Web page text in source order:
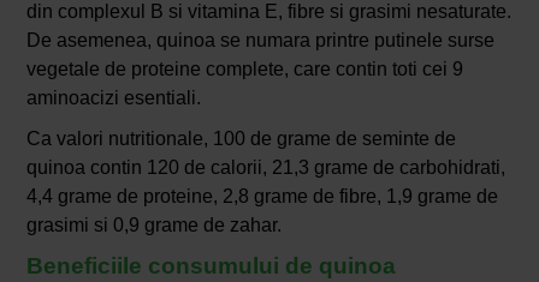
din complexul B si vitamina E, fibre si grasimi nesaturate.
De asemenea, quinoa se numara printre putinele surse
vegetale de proteine complete, care contin toti cei 9
aminoacizi esentiali.
Ca valori nutritionale, 100 de grame de seminte de
quinoa contin 120 de calorii, 21,3 grame de carbohidrati,
4,4 grame de proteine, 2,8 grame de fibre, 1,9 grame de
grasimi si 0,9 grame de zahar.
Beneficiile consumului de quinoa